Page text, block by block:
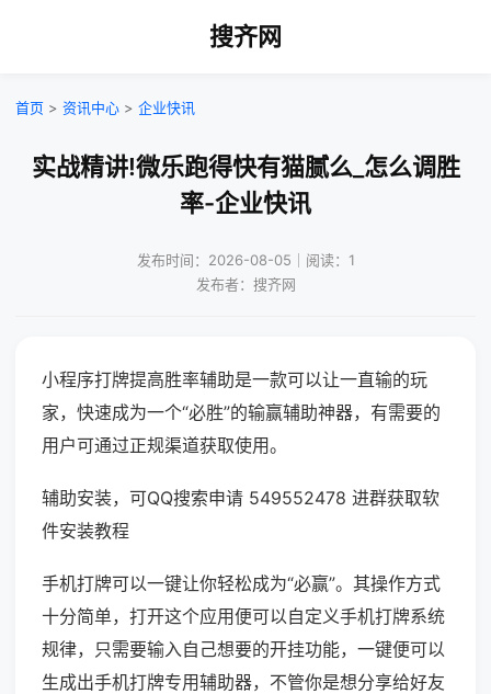
搜齐网
首页 > 资讯中心 > 企业快讯
实战精讲!微乐跑得快有猫腻么_怎么调胜
率-企业快讯
发布时间：2026-08-05｜阅读：1
发布者：搜齐网
小程序打牌提高胜率辅助是一款可以让一直输的玩
家，快速成为一个“必胜”的输赢辅助神器，有需要的
用户可通过正规渠道获取使用。
辅助安装，可QQ搜索申请 549552478 进群获取软
件安装教程
手机打牌可以一键让你轻松成为“必赢”。其操作方式
十分简单，打开这个应用便可以自定义手机打牌系统
规律，只需要输入自己想要的开挂功能，一键便可以
生成出手机打牌专用辅助器，不管你是想分享给好友